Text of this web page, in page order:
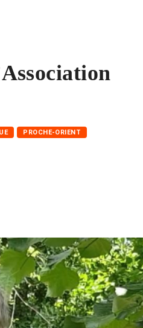
PROCHE-ORIENT